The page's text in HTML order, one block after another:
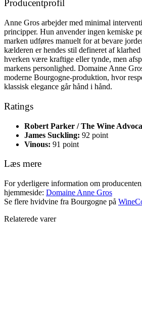
Producentprofil
Anne Gros arbejder med minimal
principper. Hun anvender ingen kemiske
marken udføres manuelt for at bevare
kælderen er hendes stil defineret af
hverken være kraftige eller tynde, men
markens personlighed. Domaine Anne
moderne Bourgogne-produktion, hvor
klassisk elegance går hånd i hånd.
Ratings
Robert Parker / The Wine
James Suckling: 92 point
Vinous: 91 point
Læs mere
For yderligere information om
hjemmeside: Domaine Anne Gros
Se flere hvidvine fra Bourgogne på
Relaterede varer